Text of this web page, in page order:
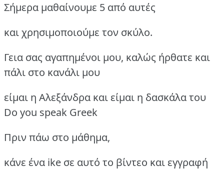
Σήμερα μαθαίνουμε 5 από αυτές
και χρησιμοποιούμε τον σκύλο.
Γεια σας αγαπημένοι μου, καλώς ήρθατε και
πάλι στο κανάλι μου
είμαι η Αλεξάνδρα και είμαι η δασκάλα του
Do you speak Greek
Πριν πάω στο μάθημα,
κάνε ένα ike σε αυτό το βίντεο και εγγραφή